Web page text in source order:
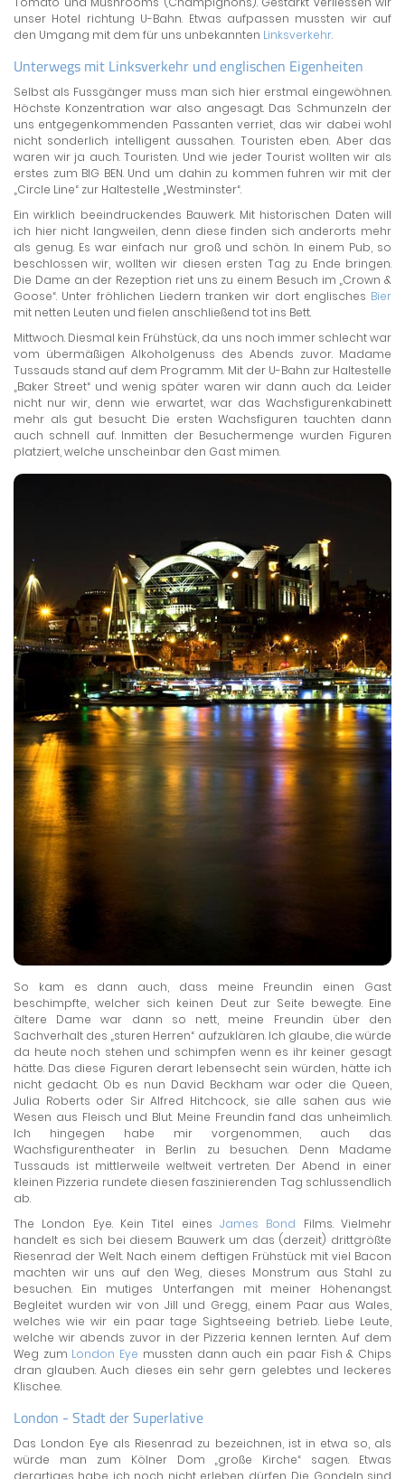
unser Hotel richtung U-Bahn. Etwas aufpassen mussten wir auf
den Umgang mit dem für uns unbekannten Linksverkehr.
Unterwegs mit Linksverkehr und englischen Eigenheiten
Selbst als Fussgänger muss man sich hier erstmal eingewöhnen.
Höchste Konzentration war also angesagt. Das Schmunzeln der
uns entgegenkommenden Passanten verriet, das wir dabei wohl
nicht sonderlich intelligent aussahen. Touristen eben. Aber das
waren wir ja auch. Touristen. Und wie jeder Tourist wollten wir als
erstes zum BIG BEN. Und um dahin zu kommen fuhren wir mit der
„Circle Line“ zur Haltestelle „Westminster“.
Ein wirklich beeindruckendes Bauwerk. Mit historischen Daten will
ich hier nicht langweilen, denn diese finden sich anderorts mehr
als genug. Es war einfach nur groß und schön. In einem Pub, so
beschlossen wir, wollten wir diesen ersten Tag zu Ende bringen.
Die Dame an der Rezeption riet uns zu einem Besuch im „Crown &
Goose“. Unter fröhlichen Liedern tranken wir dort englisches Bier
mit netten Leuten und fielen anschließend tot ins Bett.
Mittwoch. Diesmal kein Frühstück, da uns noch immer schlecht war
vom übermäßigen Alkoholgenuss des Abends zuvor. Madame
Tussauds stand auf dem Programm. Mit der U-Bahn zur Haltestelle
„Baker Street“ und wenig später waren wir dann auch da. Leider
nicht nur wir, denn wie erwartet, war das Wachsfigurenkabinett
mehr als gut besucht. Die ersten Wachsfiguren tauchten dann
auch schnell auf. Inmitten der Besuchermenge wurden Figuren
platziert, welche unscheinbar den Gast mimen.
So kam es dann auch, dass meine Freundin einen Gast
beschimpfte, welcher sich keinen Deut zur Seite bewegte. Eine
ältere Dame war dann so nett, meine Freundin über den
Sachverhalt des „sturen Herren“ aufzuklären. Ich glaube, die würde
da heute noch stehen und schimpfen wenn es ihr keiner gesagt
hätte. Das diese Figuren derart lebensecht sein würden, hätte ich
nicht gedacht. Ob es nun David Beckham war oder die Queen,
Julia Roberts oder Sir Alfred Hitchcock, sie alle sahen aus wie
Wesen aus Fleisch und Blut. Meine Freundin fand das unheimlich.
Ich hingegen habe mir vorgenommen, auch das
Wachsfigurentheater in Berlin zu besuchen. Denn Madame
Tussauds ist mittlerweile weltweit vertreten. Der Abend in einer
kleinen Pizzeria rundete diesen faszinierenden Tag schlussendlich
ab.
The London Eye. Kein Titel eines James Bond Films. Vielmehr
handelt es sich bei diesem Bauwerk um das (derzeit) drittgrößte
Riesenrad der Welt. Nach einem deftigen Frühstück mit viel Bacon
machten wir uns auf den Weg, dieses Monstrum aus Stahl zu
besuchen. Ein mutiges Unterfangen mit meiner Höhenangst.
Begleitet wurden wir von Jill und Gregg, einem Paar aus Wales,
welches wie wir ein paar tage Sightseeing betrieb. Liebe Leute,
welche wir abends zuvor in der Pizzeria kennen lernten. Auf dem
Weg zum London Eye mussten dann auch ein paar Fish & Chips
dran glauben. Auch dieses ein sehr gern gelebtes und leckeres
Klischee.
London - Stadt der Superlative
Das London Eye als Riesenrad zu bezeichnen, ist in etwa so, als
würde man zum Kölner Dom „große Kirche“ sagen. Etwas
derartiges habe ich noch nicht erleben dürfen. Die Gondeln sind